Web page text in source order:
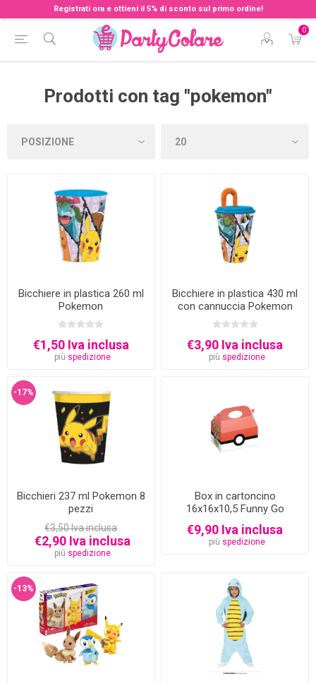
Registrati ora e ottieni il 5% di sconto sul primo ordine!
0
Prodotti con tag "pokemon"
Bicchiere in plastica 260 ml
Pokemon
€1,50 Iva inclusa
più spedizione
Bicchiere in plastica 430 ml
con cannuccia Pokemon
€3,90 Iva inclusa
più spedizione
-17%
Bicchieri 237 ml Pokemon 8
pezzi
€3,50 Iva inclusa
€2,90 Iva inclusa
più spedizione
Box in cartoncino
16x16x10,5 Funny Go
pokemon 12 pezzi
€9,90 Iva inclusa
più spedizione
-13%